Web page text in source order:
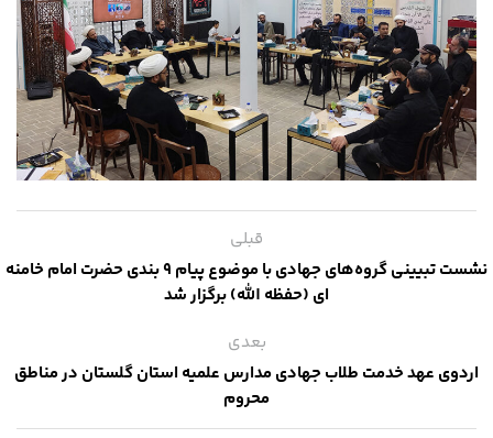
قبلی
نشست تبیینی گروه‌های جهادی با موضوع پیام ۹ بندی حضرت امام خامنه
ای (حفظه الله) برگزار شد
بعدی
اردوی عهد خدمت طلاب جهادی مدارس علمیه استان گلستان در مناطق
محروم